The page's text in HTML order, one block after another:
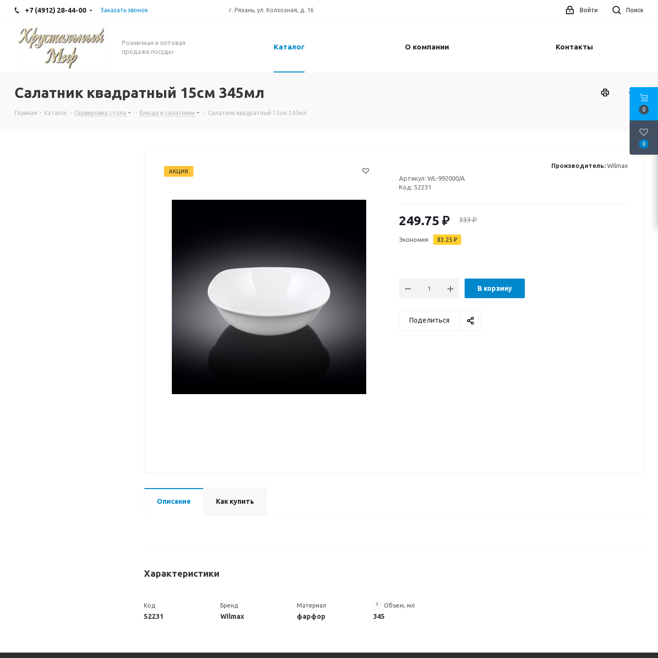
+7 (4912) 28-44-00 Заказать звонок г. Рязань, ул. Колхозная, д. 16 Поиск
Войти
Розничная и оптовая
продажа посуды
Каталог О компании Контакты
Салатник квадратный 15см 345мл
Главная - Каталог - Сервировка стола - Блюда и салатники - Салатник квадратный 15см 345мл
АКЦИЯ
Производитель: Wilmax
Артикул: WL-992000/A
Код: 52231
249.75 ₽ 333₽
Экономия 83.25 ₽
В корзину
Поделиться
Описание Как купить
Характеристики
Код
52231
Бренд
Wilmax
Материал
фарфор
? Объем, мл
345
0
0